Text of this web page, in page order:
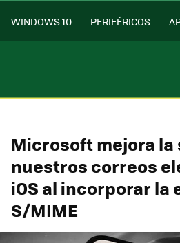
WINDOWS 10 PERIFÉRICOS
Microsoft mejora
nuestros correos
iOS al incorporar
S/MIME